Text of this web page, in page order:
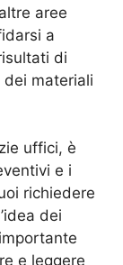
aree
a
di
materiali
uffici, è
e i
richiedere
dei
e leggere